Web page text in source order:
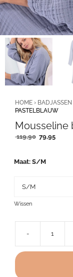
HOME › BADJASSEN
PASTELBLAUW
Mousseline
119,90
119,90.
79,95
Maat S/M
Wissen
-